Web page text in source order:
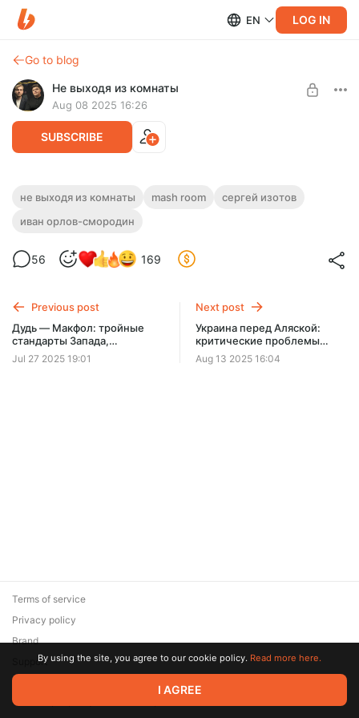
EN LOG IN
Go to blog
Не выходя из комнаты
Aug 08 2025 16:26
SUBSCRIBE
Невзоров*: шупальца режима,
радикальная украинизация и уроки
UNLOCK POST
не выходя из комнаты mash room
сергей изотов
иван орлов-смородин
56 169
Previous post
Дудь — Макфол: тройные
стандарты Запада,
украинская автократия и
заблуждения советологии
Jul 27 2025 19:01
Next post
Украина перед Аляской:
критические проблемы
Зеленского, коррупция в
офисе президента и
Aug 13 2025 16:04
© 2026 Zaya Solutions Limited. All rights reserved. All trademarks
are the property of their respective owners.
Terms of service
Privacy policy
Brand
SupportBy using the site, you agree to our cookie policy. Read more here.
I AGREE